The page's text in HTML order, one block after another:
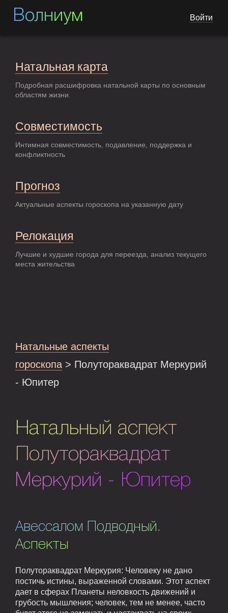
Волниум Войти
Натальная карта
Подробная расшифровка натальной карты по основным
областям жизни.
Совместимость
Интимная совместимость, подавление, поддержка и
конфликтность
Прогноз
Актуальные аспекты гороскопа на указанную дату
Релокация
Лучшие и худшие города для переезда, анализ текущего
места жительства
Натальные аспекты
гороскопа > Полутораквадрат Меркурий
- Юпитер
Натальный аспект
Полутораквадрат
Меркурий - Юпитер
Авессалом Подводный.
Аспекты
Полутораквадрат Меркурия: Человеку не дано
постичь истины, выраженной словами. Этот аспект
дает в сферах Планеты неловкость движений и
грубость мышления; человек, тем не менее, часто